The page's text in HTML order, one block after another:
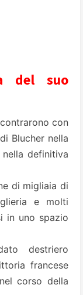
del suo
con
Blucher nella
definitiva
di migliaia di
e molti
in uno spazio
destriero
francese
corso della